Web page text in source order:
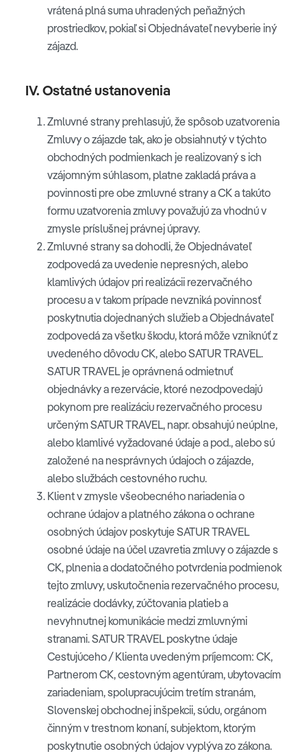
vrátená plná suma uhradených peňažných
prostriedkov, pokiaľ si Objednávateľ nevyberie iný
zájazd.
IV. Ostatné ustanovenia
Zmluvné strany prehlasujú, že spôsob uzatvorenia
Zmluvy o zájazde tak, ako je obsiahnutý v týchto
obchodných podmienkach je realizovaný s ich
vzájomným súhlasom, platne zakladá práva a
povinnosti pre obe zmluvné strany a CK a takúto
formu uzatvorenia zmluvy považujú za vhodnú v
zmysle príslušnej právnej úpravy.
Zmluvné strany sa dohodli, že Objednávateľ
zodpovedá za uvedenie nepresných, alebo
klamlivých údajov pri realizácii rezervačného
procesu a v takom prípade nevzniká povinnosť
poskytnutia dojednaných služieb a Objednávateľ
zodpovedá za všetku škodu, ktorá môže vzniknúť z
uvedeného dôvodu CK, alebo SATUR TRAVEL.
SATUR TRAVEL je oprávnená odmietnuť
objednávky a rezervácie, ktoré nezodpovedajú
pokynom pre realizáciu rezervačného procesu
určeným SATUR TRAVEL, napr. obsahujú neúplne,
alebo klamlivé vyžadované údaje a pod., alebo sú
založené na nesprávnych údajoch o zájazde,
alebo službách cestovného ruchu.
Klient v zmysle všeobecného nariadenia o
ochrane údajov a platného zákona o ochrane
osobných údajov poskytuje SATUR TRAVEL
osobné údaje na účel uzavretia zmluvy o zájazde s
CK, plnenia a dodatočného potvrdenia podmienok
tejto zmluvy, uskutočnenia rezervačného procesu,
realizácie dodávky, zúčtovania platieb a
nevyhnutnej komunikácie medzi zmluvnými
stranami. SATUR TRAVEL poskytne údaje
Cestujúceho / Klienta uvedeným príjemcom: CK,
Partnerom CK, cestovným agentúram, ubytovacím
zariadeniam, spolupracujúcim tretím stranám,
Slovenskej obchodnej inšpekcii, súdu, orgánom
činným v trestnom konaní, subjektom, ktorým
poskytnutie osobných údajov vyplýva zo zákona.